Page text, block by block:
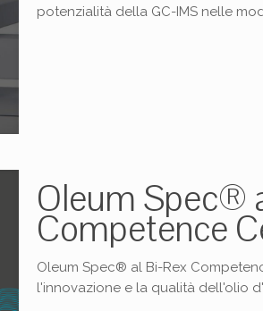
potenzialità della GC-IMS nelle
Oleum Spec®
Competence
Oleum Spec® al Bi-Rex
l'innovazione e la qualità dell'olio